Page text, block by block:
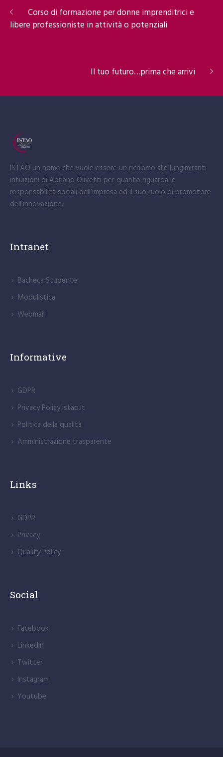
Corso di formazione per donne imprenditrici e
libere professioniste in attività o potenziali
Il tuo futuro…prima che arrivi
ISTAO un nome che vuole essere un richiamo alle lungimiranti
intuizioni di Adriano Olivetti per quanto riguarda le
responsabilità sociali dell’impresa ed il suo ruolo di promotore
dell’innovazione.
Intranet
Bacheca Studente
Modulistica
Webmail
Informative
GDPR
Privacy Policy istao.it
Politica della qualità
Amministrazione trasparente
Links
GDPR
Privacy
Quality Policy
Social
Facebook
Linkedin
Twitter
Instagram
Youtube